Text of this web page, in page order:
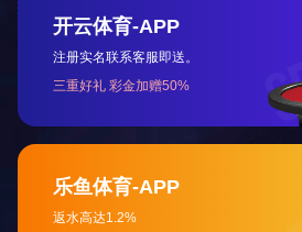
关于国投 党建工作
地址：济宁市太白湖新区奥体路15
IPC备案号：鲁ICP备18030371号